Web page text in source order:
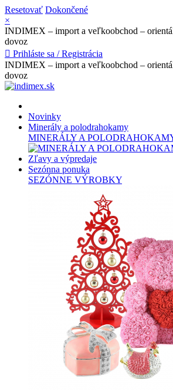
Resetovať Dokončené
×
INDIMEX – import a veľkoobchod –
dovoz
 Prihláste sa / Registrácia
INDIMEX – import a veľkoobchod –
dovoz
Novinky
Minerály a polodrahokamy
MINERÁLY A
Zľavy a výpredaje
Sezónna ponuka
SEZÓNNE VÝROBKY